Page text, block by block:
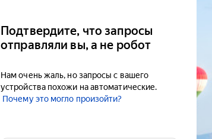
Подтвердите, что запросы
отправляли вы, а не робот
Нам очень жаль, но запросы с вашего
устройства похожи на автоматические.
Почему это могло произойти?